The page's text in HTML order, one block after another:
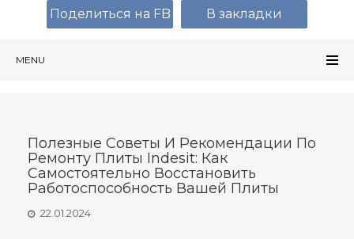
MENU
Полезные Советы И Рекомендации По
Ремонту Плиты Indesit: Как
Самостоятельно Восстановить
Работоспособность Вашей Плиты
22.01.2024
Поделиться на FB В закладки